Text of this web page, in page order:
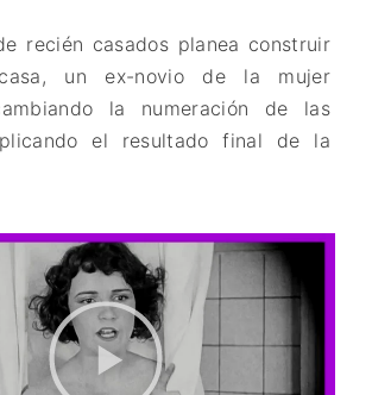
recién casados planea construir
un ex-novio de la mujer
la numeración de las
el resultado final de la